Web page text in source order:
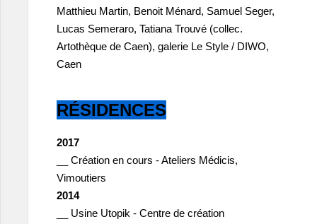
Matthieu Martin, Benoit Ménard, Samuel Seger,
Lucas Semeraro, Tatiana Trouvé (collec.
Artothèque de Caen), galerie Le Style / DIWO,
Caen
RÉSIDENCES
2017
__ Création en cours - Ateliers Médicis,
Vimoutiers
2014
__ Usine Utopik - Centre de création